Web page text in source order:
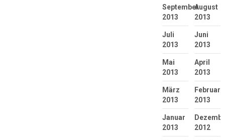
September
2013
August
2013
Juli
2013
Juni
2013
Mai
2013
April
2013
März
2013
Februar
2013
Januar
2013
2012